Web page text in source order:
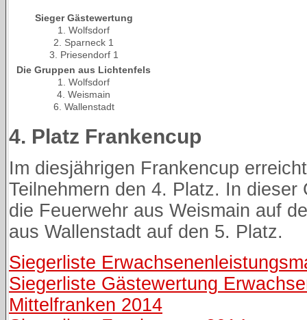
Sieger Gästewertung
1. Wolfsdorf
2. Sparneck 1
3. Priesendorf 1
Die Gruppen aus Lichtenfels
1. Wolfsdorf
4. Weismain
6. Wallenstadt
4. Platz Frankencup
Im diesjährigen Frankencup
Teilnehmern den 4. Platz. In dieser
die Feuerwehr aus Weismain auf
aus Wallenstadt auf den 5. Platz.
Siegerliste
Siegerliste Gästewertung
Mittelfranken 2014